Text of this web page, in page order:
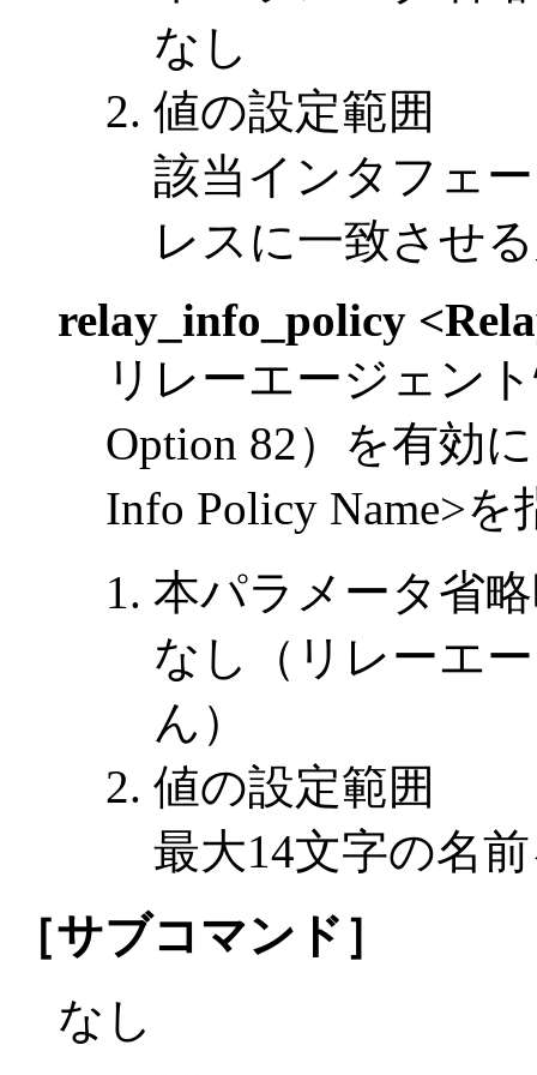
なし
値の設定範囲
該当インタフェ
レスに一致させ
relay_info_policy
リレーエージェン
Option 82）を有効
Info Policy Name>
本パラメータ省
なし（リレーエ
ん）
値の設定範囲
最大14文字の名
［サブコマンド］
なし